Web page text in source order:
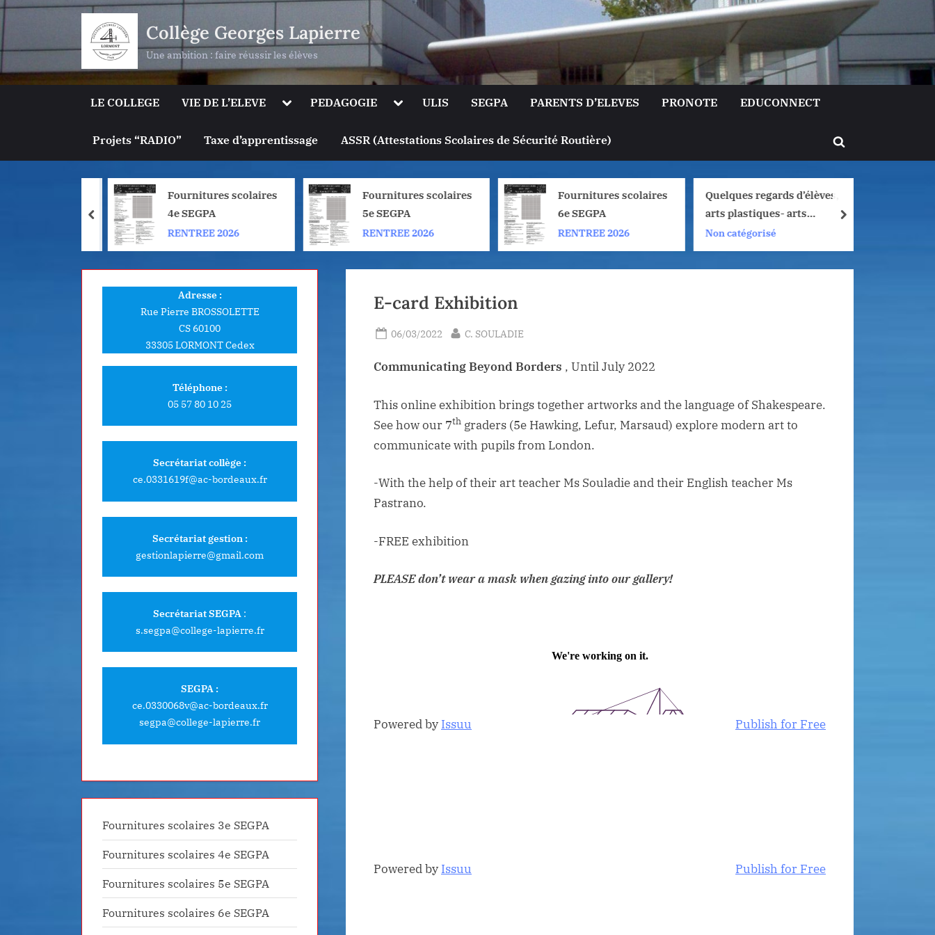
Skip
to
content
Collège Georges Lapierre
Une ambition : faire réussir les élèves
LE COLLEGE VIE DE L’ELEVE Toggle
sub-
PEDAGOGIE ToggleULIS SEGPA PARENTS D’ELEVES PRONOTE EDUCONNECT
Projets “RADIO” Taxe d’apprentissage ASSR (Attestations Scolaires de Sécurité Routière)
Toggle
Fournitures scolaires
4e SEGPA
RENTREE 2026
Fournitures scolaires
5e SEGPA
RENTREE 2026
Fournitures scolaires
6e SEGPA
RENTREE 2026
Quelques regards d’élèves,
arts plastiques- arts
numériques, 2025/2026
Non catégorisé
prev next
E-card Exhibition
Posted
06/03/2022 By
C. SOULADIE
Communicating Beyond Borders , Until July 2022
This online exhibition brings together artworks and the language of Shakespeare.
See how our 7th graders (5e Hawking, Lefur, Marsaud) explore modern art to
communicate with pupils from London.
-With the help of their art teacher Ms Souladie and their English teacher Ms
Pastrano.
-FREE exhibition
PLEASE don’t wear a mask when gazing into our gallery!
Powered by Issuu Publish for Free
Powered by Issuu Publish for Free
Adresse :
Rue Pierre BROSSOLETTE
CS 60100
33305 LORMONT Cedex
Téléphone :
05 57 80 10 25
Secrétariat collège :
ce.0331619f@ac-bordeaux.fr
Secrétariat gestion :
gestionlapierre@gmail.com
Secrétariat SEGPA :
s.segpa@college-lapierre.fr
SEGPA :
ce.0330068v@ac-bordeaux.fr
segpa@college-lapierre.fr
Fournitures scolaires 3e SEGPA
Fournitures scolaires 4e SEGPA
Fournitures scolaires 5e SEGPA
Fournitures scolaires 6e SEGPA